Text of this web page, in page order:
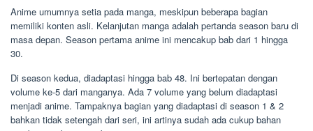
Anime umumnya setia pada manga, meskipun beberapa bagian
memiliki konten asli. Kelanjutan manga adalah pertanda season baru di
masa depan. Season pertama anime ini mencakup bab dari 1 hingga
30.
Di season kedua, diadaptasi hingga bab 48. Ini bertepatan dengan
volume ke-5 dari manganya. Ada 7 volume yang belum diadaptasi
menjadi anime. Tampaknya bagian yang diadaptasi di season 1 & 2
bahkan tidak setengah dari seri, ini artinya sudah ada cukup bahan